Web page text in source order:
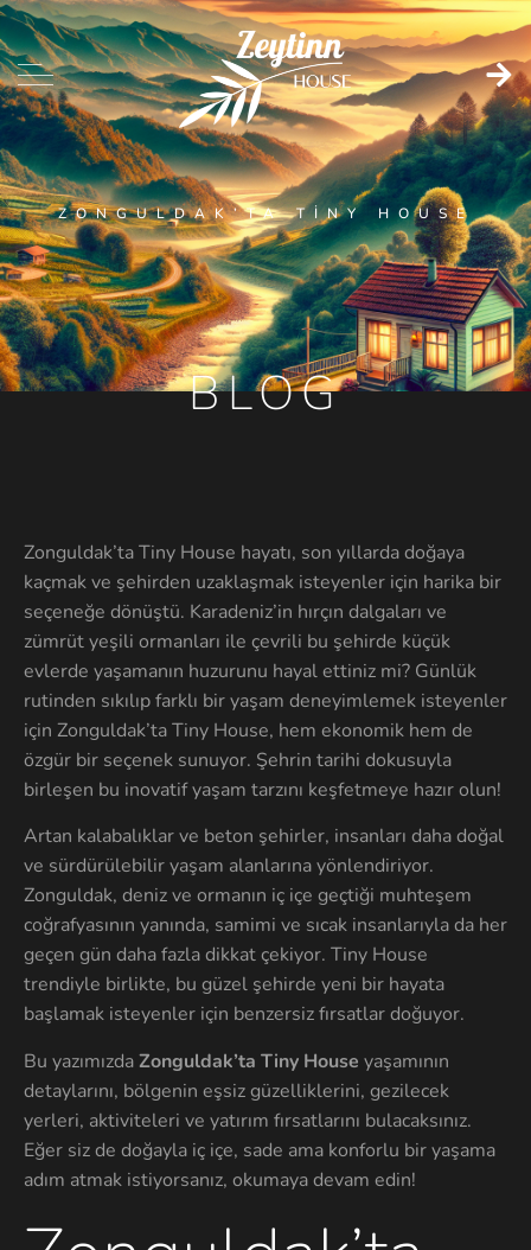
ZONGULDAK’TA TINY HOUSE
BLOG
Zonguldak’ta Tiny House hayatı, son yıllarda doğaya
kaçmak ve şehirden uzaklaşmak isteyenler için harika bir
seçeneğe dönüştü. Karadeniz’in hırçın dalgaları ve
zümrüt yeşili ormanları ile çevrili bu şehirde küçük
evlerde yaşamanın huzurunu hayal ettiniz mi? Günlük
rutinden sıkılıp farklı bir yaşam deneyimlemek isteyenler
için Zonguldak’ta Tiny House, hem ekonomik hem de
özgür bir seçenek sunuyor. Şehrin tarihi dokusuyla
birleşen bu inovatif yaşam tarzını keşfetmeye hazır olun!
Artan kalabalıklar ve beton şehirler, insanları daha doğal
ve sürdürülebilir yaşam alanlarına yönlendiriyor.
Zonguldak, deniz ve ormanın iç içe geçtiği muhteşem
coğrafyasının yanında, samimi ve sıcak insanlarıyla da her
geçen gün daha fazla dikkat çekiyor. Tiny House
trendiyle birlikte, bu güzel şehirde yeni bir hayata
başlamak isteyenler için benzersiz fırsatlar doğuyor.
Bu yazımızdaZonguldak’ta Tiny House yaşamının
detaylarını, bölgenin eşsiz güzelliklerini, gezilecek
yerleri, aktiviteleri ve yatırım fırsatlarını bulacaksınız.
Eğer siz de doğayla iç içe, sade ama konforlu bir yaşama
adım atmak istiyorsanız, okumaya devam edin!